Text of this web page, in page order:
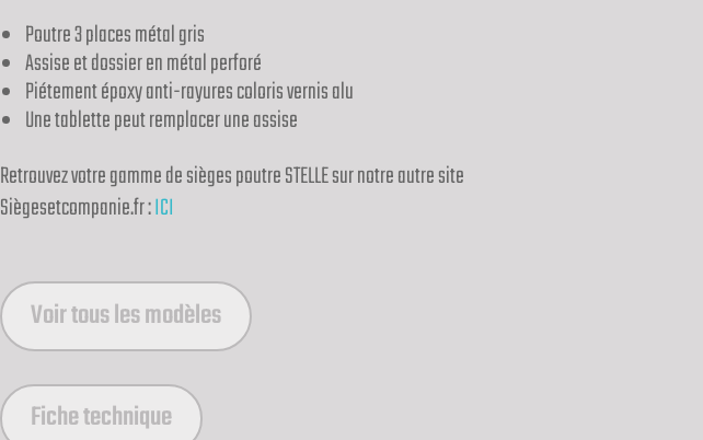
Poutre 3 places métal gris
Assise et dossier en métal perforé
Piétement époxy anti-rayures coloris vernis alu
Une tablette peut remplacer une assise
Retrouvez votre gamme de sièges poutre STELLE sur notre autre site
Siègesetcompanie.fr :ICI
Voir tous les modèles
Fiche technique